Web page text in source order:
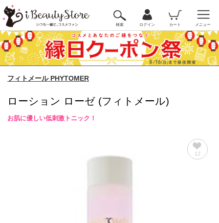
検索 ログイン カート メニュー
フィトメール PHYTOMER
ローション ローゼ (フィトメール)
お肌に優しい低刺激トニック！
12